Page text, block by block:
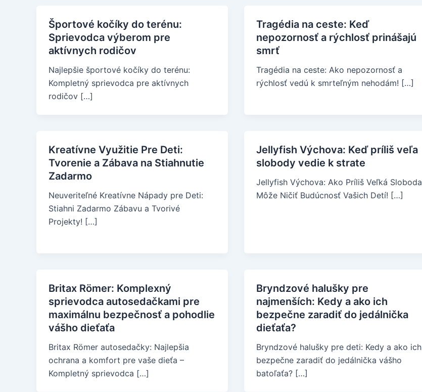
Športové kočíky do terénu:
Sprievodca výberom pre
aktívnych rodičov
Najlepšie športové kočíky do terénu:
Kompletný sprievodca pre aktívnych
rodičov […]
Tragédia na ceste: Keď
nepozornosť a rýchlosť prinášajú
smrť
Tragédia na ceste: Ako nepozornosť a
rýchlosť vedú k smrteľným nehodám! […]
Kreatívne Využitie Pre Deti:
Tvorenie a Zábava na Stiahnutie
Zadarmo
Neuveriteľné Kreatívne Nápady pre Deti:
Stiahni Zadarmo Zábavu a Tvorivé
Projekty! […]
Jellyfish Výchova: Keď príliš veľa
slobody vedie k strate
Jellyfish Výchova: Ako Príliš Veľká Sloboda
Môže Ničiť Budúcnosť Vašich Detí! […]
Britax Römer: Komplexný
sprievodca autosedačkami pre
maximálnu bezpečnosť a pohodlie
vášho dieťaťa
Britax Römer autosedačky: Najlepšia
ochrana a komfort pre vaše dieťa –
Kompletný sprievodca […]
Bryndzové halušky pre
najmenších: Kedy a ako ich
bezpečne zaradiť do jedálnička
dieťaťa?
Bryndzové halušky pre deti: Kedy a ako ich
bezpečne zaradiť do jedálnička vášho
batoľaťa? […]